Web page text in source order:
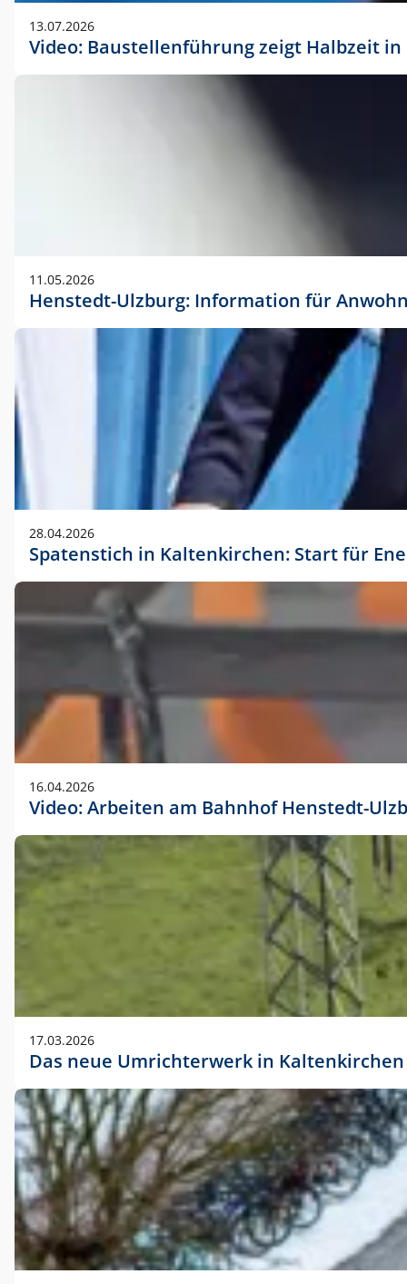
13.07.2026
Video: Baustellenführung zeigt Halbzeit
11.05.2026
Henstedt-Ulzburg: Information für
28.04.2026
Spatenstich in Kaltenkirchen: Start für
16.04.2026
Video: Arbeiten am Bahnhof Henstedt-
17.03.2026
Das neue Umrichterwerk in Kaltenkirchen